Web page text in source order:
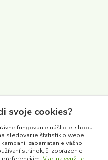
svoje cookies?
fungovanie nášho e-shopu
sledovanie štatistík o webe,
zapamätanie vášho
stránok, či zobrazenie